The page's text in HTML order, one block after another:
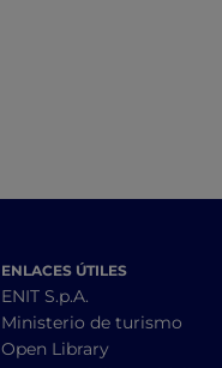
ENLACES ÚTILES
ENIT S.p.A.
Ministerio de turismo
Open Library